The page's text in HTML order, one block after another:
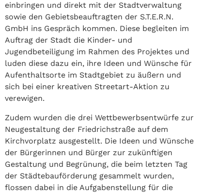
einbringen und direkt mit der Stadtverwaltung
sowie den Gebietsbeauftragten der S.T.E.R.N.
GmbH ins Gespräch kommen. Diese begleiten im
Auftrag der Stadt die Kinder- und
Jugendbeteiligung im Rahmen des Projektes und
luden diese dazu ein, ihre Ideen und Wünsche für
Aufenthaltsorte im Stadtgebiet zu äußern und
sich bei einer kreativen Streetart-Aktion zu
verewigen.
Zudem wurden die drei Wettbewerbsentwürfe zur
Neugestaltung der Friedrichstraße auf dem
Kirchvorplatz ausgestellt. Die Ideen und Wünsche
der Bürgerinnen und Bürger zur zukünftigen
Gestaltung und Begrünung, die beim letzten Tag
der Städtebauförderung gesammelt wurden,
flossen dabei in die Aufgabenstellung für die